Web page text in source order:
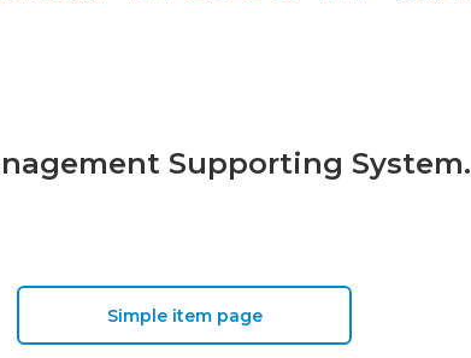
Supporting System.
Simple item page